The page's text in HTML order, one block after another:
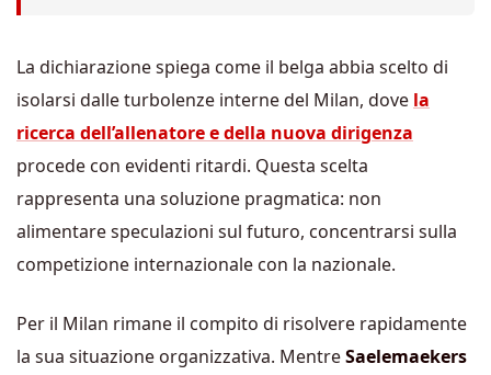
La dichiarazione spiega come il belga abbia scelto di
isolarsi dalle turbolenze interne del Milan, dove la
ricerca dell’allenatore e della nuova dirigenza
procede con evidenti ritardi. Questa scelta
rappresenta una soluzione pragmatica: non
alimentare speculazioni sul futuro, concentrarsi sulla
competizione internazionale con la nazionale.
Per il Milan rimane il compito di risolvere rapidamente
la sua situazione organizzativa. MentreSaelemaekers